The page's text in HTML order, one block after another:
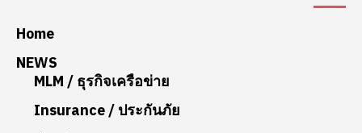
Home
NEWS
MLM / ธุรกิจเครือข่าย
Insurance / ประกันภัย